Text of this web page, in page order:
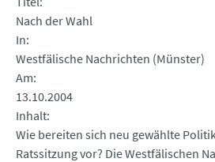
Nach der Wahl
In
Westfälische Nachrichten (Münster)
Am
13.10.2004
Inhalt
Wie bereiten sich neu gewählte
Ratssitzung vor? Die Westfälischen